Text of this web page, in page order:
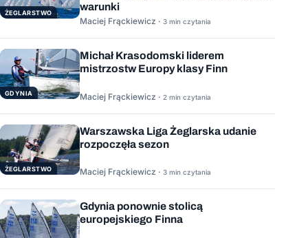
ŻEGLARSTWO
warunki
Maciej Frąckiewicz · 3 min czytania
GDYNIA
Michał Krasodomski liderem
mistrzostw Europy klasy Finn
Maciej Frąckiewicz · 2 min czytania
ŻEGLARSTWO
Warszawska Liga Żeglarska udanie
rozpoczęła sezon
Maciej Frąckiewicz · 3 min czytania
Gdynia ponownie stolicą
europejskiego Finna